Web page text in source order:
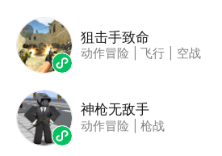
狙击手致命
动作冒险 飞行 空战
神枪无敌手
动作冒险 枪战